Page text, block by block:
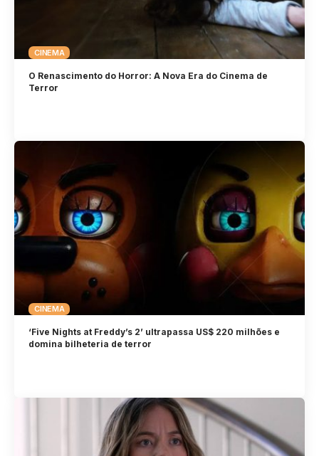
CINEMA
O Renascimento do Horror: A Nova Era do Cinema de
Terror
CINEMA
‘Five Nights at Freddy’s 2’ ultrapassa US$ 220 milhões e
domina bilheteria de terror